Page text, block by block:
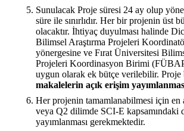
Sunulacak Proje süresi 24 ay olup
süre ile sınırlıdır. Her bir projenin üst
olacaktır. İhtiyaç duyulması halinde
Bilimsel Araştırma Projeleri
yönergesine ve Fırat Üniversitesi
Projeleri Koordinasyon Birimi
uygun olarak ek bütçe verilebilir. Proje
makalelerin açık erişim
Her projenin tamamlanabilmesi için en
veya Q2 dilimde SCI-E kapsamındaki
yayımlanması gerekmektedir.